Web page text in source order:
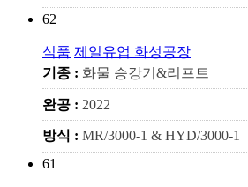
62
식품 제일유업 화성공장
기종 : 화물 승강기&리프트
완공 : 2022
방식 : MR/3000-1 & HYD/3000-1
61